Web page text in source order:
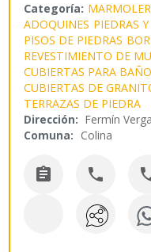
Categoría:
ADOQUINES PIEDRAS
PISOS DE PIEDRAS
REVESTIMIENTO DE
CUBIERTAS PARA
CUBIERTAS DE
TERRAZAS DE PIEDRA
Dirección: Fermín
Comuna: Colina
 